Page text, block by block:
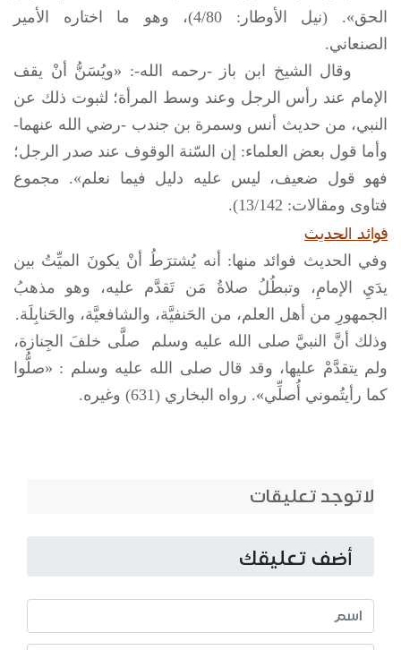
الحق». (نيل الأوطار: 4/80)، وهو ما اختاره الأمير
الصنعاني.
وقال الشيخ ابن باز -رحمه الله-: «ويُسَنُّ أنْ يقف
الإمام عند رأس الرجل وعند وسط المرأة؛ لثبوت ذلك عن
النبي، من حديث أنس وسمرة بن جندب -رضي الله عنهما-
وأما قول بعض العلماء: إن السّنة الوقوف عند صدر الرجل؛
فهو قول ضعيف، ليس عليه دليل فيما نعلم». مجموع
فتاوى ومقالات: 13/142).
فوائد الحديث
وفي الحديث فوائد منها: أنه يُشترَطُ أنْ يكونَ الميِّتُ بين
يدَيِ الإمامِ، وتبطُلُ صلاةُ مَن تَقدَّم عليه، وهو مذهبُ
الجمهورِ من أهل العلم، من الحَنفيَّة، والشافعيَّة، والحَنابِلَة.
وذلك أنَّ النبيَّ صلى الله عليه وسلم
صلَّى خلفَ الجِنازة،
ولم يتقدَّمْ عليها، وقد قال صلى الله عليه وسلم : «صلُّوا
كما رأيتُموني أُصلِّي». رواه البخاري (631) وغيره.
لاتوجد تعليقات
أضف تعليقك